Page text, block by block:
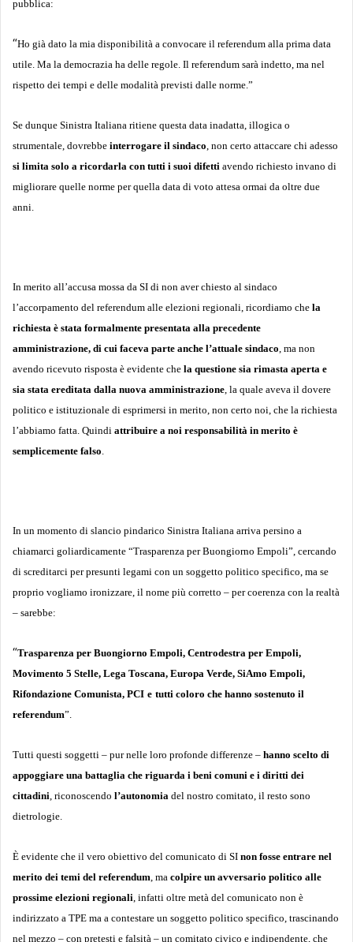
pubblica:
“Ho già dato la mia disponibilità a convocare il referendum alla prima data
utile. Ma la democrazia ha delle regole. Il referendum sarà indetto, ma nel
rispetto dei tempi e delle modalità previsti dalle norme.”
Se dunque Sinistra Italiana ritiene questa data inadatta, illogica o
strumentale, dovrebbe interrogare il sindaco , non certo attaccare chi adesso
si limita solo a ricordarla con tutti i suoi difetti avendo richiesto invano di
migliorare quelle norme per quella data di voto attesa ormai da oltre due
anni.
In merito all’accusa mossa da SI di non aver chiesto al sindaco
l’accorpamento del referendum alle elezioni regionali, ricordiamo che la
richiesta è stata formalmente presentata alla precedente
amministrazione, di cui faceva parte anche l’attuale sindaco , ma non
avendo ricevuto risposta è evidente che la questione sia rimasta aperta e
sia stata ereditata dalla nuova amministrazione , la quale aveva il dovere
politico e istituzionale di esprimersi in merito, non certo noi, che la richiesta
l’abbiamo fatta. Quindi attribuire a noi responsabilità in merito è
semplicemente falso
In un momento di slancio pindarico Sinistra Italiana arriva persino a
chiamarci goliardicamente “Trasparenza per Buongiorno Empoli”, cercando
di screditarci per presunti legami con un soggetto politico specifico, ma se
proprio vogliamo ironizzare, il nome più corretto – per coerenza con la realtà
– sarebbe:
“Trasparenza per Buongiorno Empoli, Centrodestra per Empoli,
Movimento 5 Stelle, Lega Toscana, Europa Verde, SiAmo Empoli,
Rifondazione Comunista, PCI e tutti coloro che hanno sostenuto il
referendum”.
Tutti questi soggetti – pur nelle loro profonde differenze – hanno scelto di
appoggiare una battaglia che riguarda i beni comuni e i diritti dei
cittadini , riconoscendo l’autonomia del nostro comitato, il resto sono
dietrologie.
È evidente che il vero obiettivo del comunicato di SI non fosse entrare nel
merito dei temi del referendum , ma colpire un avversario politico alle
prossime elezioni regionali , infatti oltre metà del comunicato non è
indirizzato a TPE ma a contestare un soggetto politico specifico, trascinando
nel mezzo – con pretesti e falsità – un comitato civico e indipendente, che